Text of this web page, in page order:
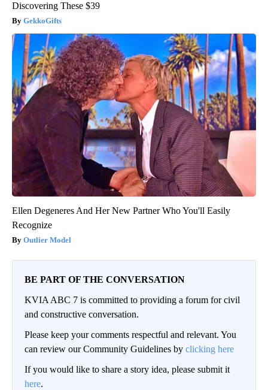
Discovering These $39
GekkoGifts
Ellen Degeneres And Her New Partner Who You'll Easily
Recognize
Outlier Model
BE PART OF THE CONVERSATION
KVIA ABC 7 is committed to providing a forum for civil
and constructive conversation.
Please keep your comments respectful and relevant. You
can review our Community Guidelines by clicking here
If you would like to share a story idea, please submit it
here.